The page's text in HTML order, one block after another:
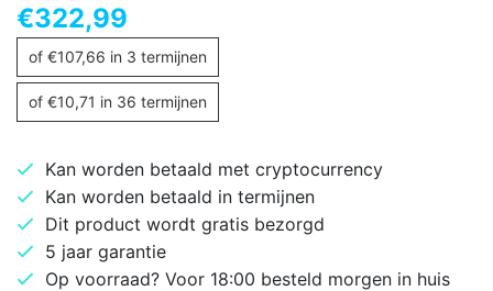
€322,99
of €107,66 in 3 termijnen
of €10,71 in 36 termijnen
Kan worden betaald met cryptocurrency
Kan worden betaald in termijnen
Dit product wordt gratis bezorgd
5 jaar garantie
Op voorraad? Voor 18:00 besteld morgen in huis